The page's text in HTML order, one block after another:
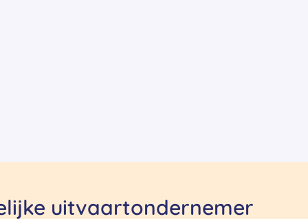
uitvaartondernemer